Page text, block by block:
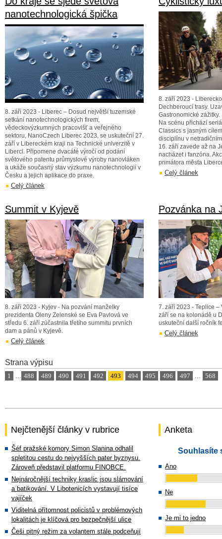
nanotechnologická špička
8. září 2023 - Liberec – Dosud největší tuzemské
setkání nanotechnologických firem,
vědeckovýzkumných pracovišť a veřejného
sektoru, NanoCzech Liberec 2023, se uskuteční 27.
září v Libereckém kraji na Technické univerzitě v
Liberci. Připomene dvacáté výročí od podání
světového patentu průmyslové výroby nanovláken
a ukáže současný stav výzkumu nanotechnologií v
Česku a jejich aplikace do praxe.
Celý článek
8. září 2023 -
Dechberoucí trasy.
Gastronomické
Na scénu přichází
Classics s jasným
disciplínu v
16. září zavede až na
nacházet i fanzóna.
primátora města
Celý článek
Summit v Kyjevě
8. září 2023 - Kyjev - Na pozvání manželky
prezidenta Oleny Zelenské se Eva Pavlová ve
středu 6. září zúčastnila třetího summitu prvních
dam a pánů v Kyjevě.
Celý článek
Pozvánka na
7. září 2023 - Teplice –
září se na kolonádě u
uskuteční další ročník
Celý článek
Strana výpisu
1 ... 488 489 490 491 492 493 494 495 496 497 ... 568
Nejčtenější články v rubrice
Šéf pražské komory Simon Slanina odhalil
spletitou cestu do nejvyšších pater byznysu.
Zároveň představil platformu FINOBCE.
Nejnáročnější techniky kraslic jsou slámování
a batikování. V Libotenicích vystavují tisíce
vajíček
Viditelná přítomnost policistů v problémových
lokalitách je klíčová pro bezpečnější ulice
Češi pitný režim za volantem stále podceňují
Anketa
Souhlasíte
Ano
Ne
Je mi to jedno